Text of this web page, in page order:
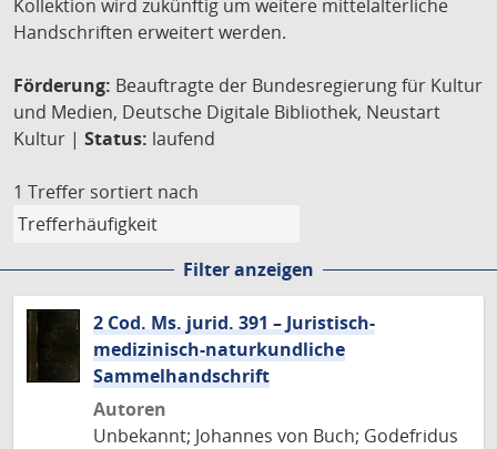
Kollektion wird zukünftig um weitere mittelalterliche
Handschriften erweitert werden.
Förderung: Beauftragte der Bundesregierung für Kultur
und Medien, Deutsche Digitale Bibliothek, Neustart
Kultur | Status: laufend
1 Treffer sortiert nach
Filter anzeigen
2 Cod. Ms. jurid. 391 – Juristisch-
medizinisch-naturkundliche
Sammelhandschrift
Autoren
Unbekannt; Johannes von Buch; Godefridus